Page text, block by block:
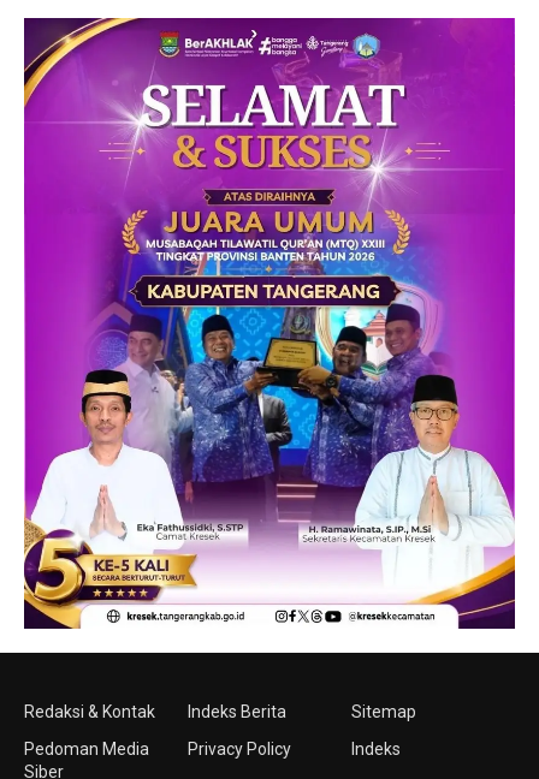
Redaksi & Kontak
Pedoman Media
Siber
Indeks Berita
Privacy Policy
Sitemap
Indeks